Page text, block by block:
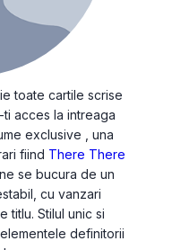
toate cartile scrise
acces la intreaga
exclusive , una
fiind There There
se bucura de un
cu vanzari
titlu. Stilul unic si
definitorii